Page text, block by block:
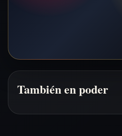
También en poder